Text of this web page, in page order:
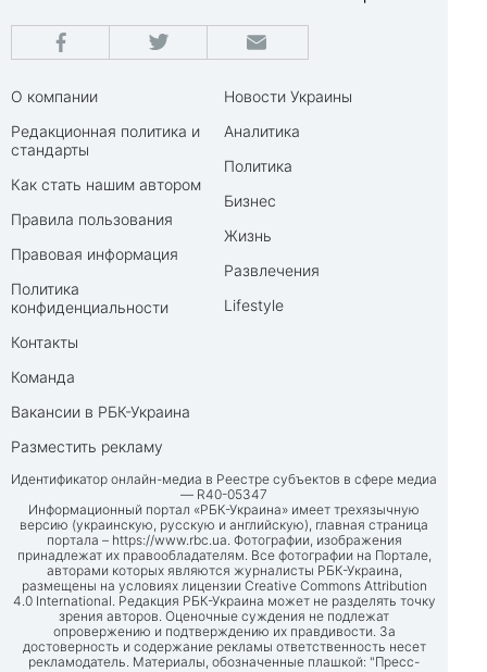
О компании
Редакционная политика и
стандарты
Как стать нашим автором
Правила пользования
Правовая информация
Политика
конфиденциальности
Контакты
Команда
Вакансии в РБК-Украина
Разместить рекламу
Новости Украины
Аналитика
Политика
Бизнес
Жизнь
Развлечения
Lifestyle
Идентификатор онлайн-медиа в Реестре субъектов в сфере медиа
— R40-05347
Информационный портал «РБК-Украина» имеет трехязычную
версию (украинскую, русскую и английскую), главная страница
портала – https://www.rbc.ua . Фотографии, изображения
принадлежат их правообладателям. Все фотографии на Портале,
авторами которых являются журналисты РБК-Украина,
размещены на условиях лицензии Creative Commons Attribution
4.0 International. Редакция РБК-Украина может не разделять точку
зрения авторов. Оценочные суждения не подлежат
опровержению и подтверждению их правдивости. За
достоверность и содержание рекламы ответственность несет
рекламодатель. Материалы, обозначенные плашкой: "Пресс-